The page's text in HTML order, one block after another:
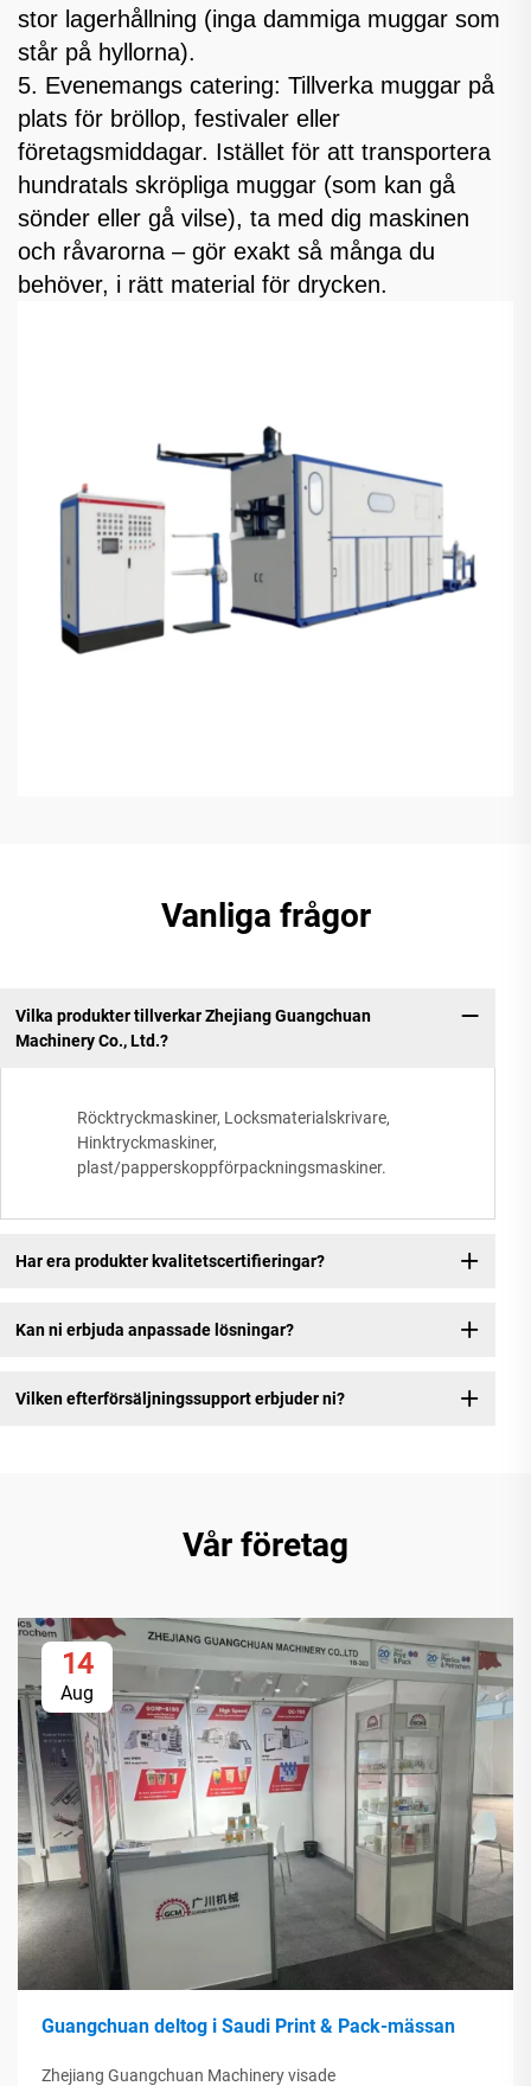
stor lagerhållning (inga dammiga muggar som
står på hyllorna).
5. Evenemangs catering: Tillverka muggar på
plats för bröllop, festivaler eller
företagsmiddagar. Istället för att transportera
hundratals skröpliga muggar (som kan gå
sönder eller gå vilse), ta med dig maskinen
och råvarorna – gör exakt så många du
behöver, i rätt material för drycken.
Vanliga frågor
Vilka produkter tillverkar Zhejiang Guangchuan
Machinery Co., Ltd.?
Röcktryckmaskiner, Locksmaterialskrivare,
Hinktryckmaskiner,
plast/papperskoppförpackningsmaskiner.
Har era produkter kvalitetscertifieringar?
Kan ni erbjuda anpassade lösningar?
Vilken efterförsäljningssupport erbjuder ni?
Vår företag
14
Aug
Guangchuan deltog i Saudi Print & Pack-mässan
Zhejiang Guangchuan Machinery visade